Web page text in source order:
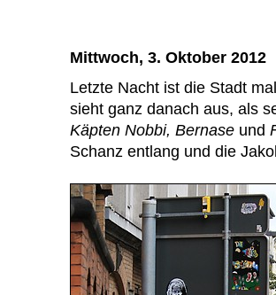
Mittwoch, 3. Oktober 2012
Letzte Nacht ist die Stadt
sieht ganz danach aus, als
Käpten Nobbi, Bernase und
Schanz entlang und die